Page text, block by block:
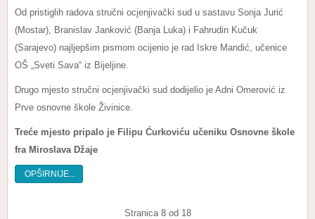
Od pristiglih radova stručni ocjenjivački sud u sastavu Sonja Jurić
(Mostar), Branislav Janković (Banja Luka) i Fahrudin Kučuk
(Sarajevo) najljepšim pismom ocijenio je rad Iskre Mandić, učenice
OŠ „Sveti Sava“ iz Bijeljine.
Drugo mjesto stručni ocjenjivački sud dodijelio je Adni Omerović iz
Prve osnovne škole Živinice.
Treće mjesto pripalo je Filipu Ćurkoviću učeniku Osnovne škole
fra Miroslava Džaje
OPŠIRNIJE...
Stranica 8 od 18